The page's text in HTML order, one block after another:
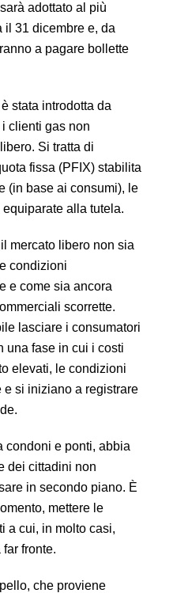
adottato al più
il 31 dicembre e, da
a pagare bollette
stata introdotta da
clienti gas non
Si tratta di
fissa (PFIX) stabilita
(in base ai consumi), le
alla tutela.
mercato libero non sia
condizioni
e come sia ancora
scorrette.
lasciare i consumatori
una fase in cui i costi
elevati, le condizioni
si iniziano a registrare
condoni e ponti, abbia
dei cittadini non
in secondo piano. È
mettere le
a cui, in molto casi,
fronte.
che proviene